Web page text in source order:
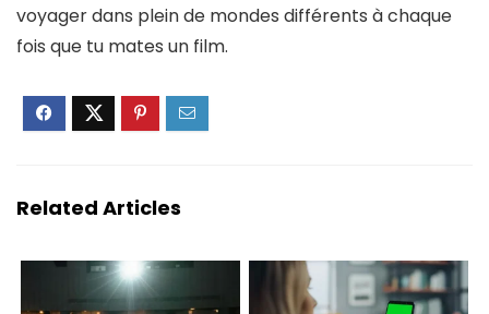
voyager dans plein de mondes différents à chaque
fois que tu mates un film.
Related Articles